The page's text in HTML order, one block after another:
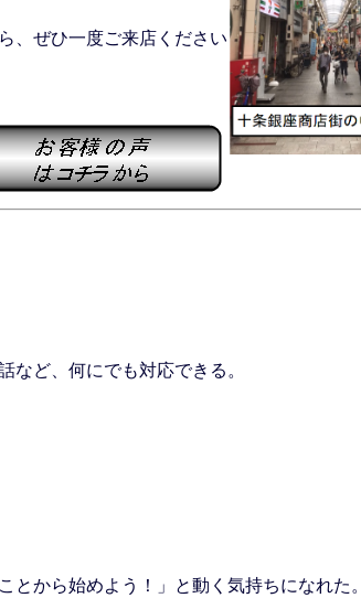
、ぜひ一度ご来店ください
など、何にでも対応できる。
とから始めよう！」と動く気持ちになれた。